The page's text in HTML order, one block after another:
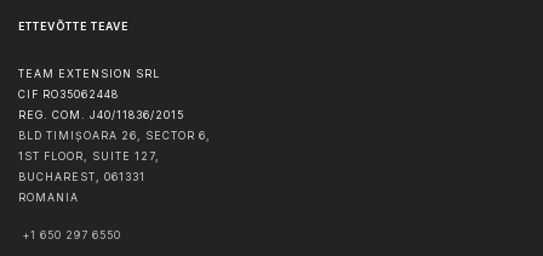
ETTEVÕTTE TEAVE
TEAM EXTENSION SRL
CIF RO35062448
REG. COM. J40/11836/2015
BLD TIMIȘOARA 26, SECTOR 6,
1ST FLOOR, SUITE 127,
BUCHAREST, 061331
ROMANIA
+1 650 297 6550